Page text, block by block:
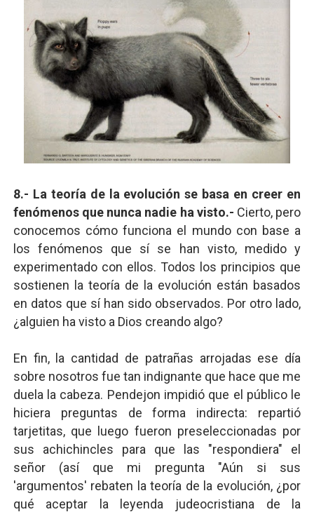
8.- La teoría de la evolución se basa en creer en
fenómenos que nunca nadie ha visto.- Cierto, pero
conocemos cómo funciona el mundo con base a
los fenómenos que sí se han visto, medido y
experimentado con ellos. Todos los principios que
sostienen la teoría de la evolución están basados
en datos que sí han sido observados. Por otro lado,
¿alguien ha visto a Dios creando algo?
En fin, la cantidad de patrañas arrojadas ese día
sobre nosotros fue tan indignante que hace que me
duela la cabeza. Pendejon impidió que el público le
hiciera preguntas de forma indirecta: repartió
tarjetitas, que luego fueron preseleccionadas por
sus achichincles para que las "respondiera" el
señor (así que mi pregunta "Aún si sus
'argumentos' rebaten la teoría de la evolución, ¿por
qué aceptar la leyenda judeocristiana de la